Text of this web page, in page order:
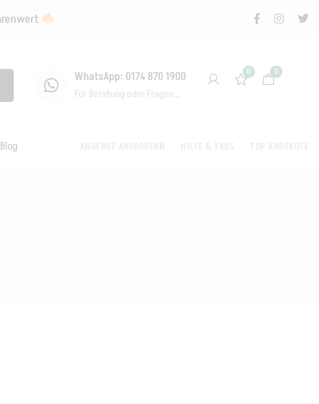
WhatsApp: 0174 870 1900
Für Beratung oder Fragen...
0 0
Blog